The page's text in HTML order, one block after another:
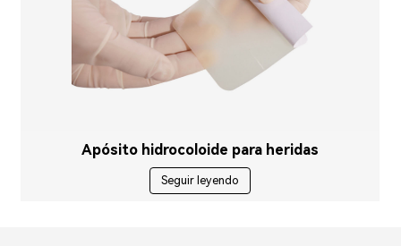
Apósito hidrocoloide para heridas
Seguir leyendo